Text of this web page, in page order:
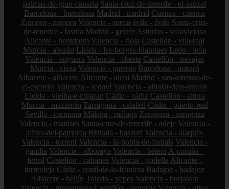
palmas-de-gran-canaria Santa-cruz-de-tenerife - el-sauzal
Barcelona - barcelona Madrid - madrid Cuenca - cuenca
Zamora - zamora Valencia - sueca ávila - ávila Santa-cruz-
de-tenerife - fasnia Madrid - getafe Asturias - villaviciosa
Alicante - benidorm Valencia - riola Castellón - vila-real
Murcia - abarán Lleida - les-borges-blanques León - león
Valencia - enguera Valencia - cheste Castellón - navajas
Murcia - cieza Valencia - paterna Barcelona - mataró
Albacete - albacete Alicante - alcoi Madrid - san-lorenzo-de-
el-escorial Valencia - sedaví Valencia - albalat-dels-sorells
Lleida - vielha-e-mijaran Cádiz - cádiz Castellón - altura
Murcia - mazarrón Tarragona - calafell Cádiz - puerto-real
Sevilla - carmona Málaga - málaga Zaragoza - zaragoza
Valencia - manises Santa-cruz-de-tenerife - adeje Valencia -
alfara-del-patriarca Bizkaia - basauri Valencia - alaquàs
Valencia - torrent Valencia - la-pobla-de-farnals Valencia -
gandia Valencia - alboraya Valencia - bétera A-coruña -
ferrol Castellón - cabanes Valencia - godella Alicante -
torrevieja Cádiz - conil-de-la-frontera Badajoz - badajoz
Albacete - hellín Toledo - yepes Valencia - burjassot